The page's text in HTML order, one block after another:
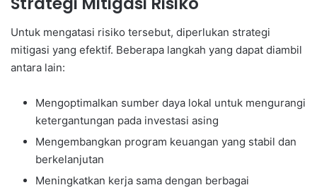
Untuk mengatasi risiko tersebut, diperlukan strategi
mitigasi yang efektif. Beberapa langkah yang dapat diambil
antara lain:
Mengoptimalkan sumber daya lokal untuk mengurangi
ketergantungan pada investasi asing
Mengembangkan program keuangan yang stabil dan
berkelanjutan
Meningkatkan kerja sama dengan berbagai